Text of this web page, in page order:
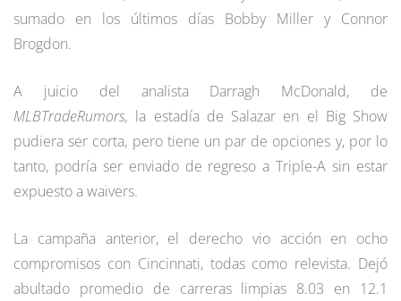
sumado en los últimos días Bobby Miller y Connor
Brogdon.
A juicio del analista Darragh McDonald, de
MLBTradeRumors, la estadía de Salazar en el Big Show
pudiera ser corta, pero tiene un par de opciones y, por lo
tanto, podría ser enviado de regreso a Triple-A sin estar
expuesto a waivers.
La campaña anterior, el derecho vio acción en ocho
compromisos con Cincinnati, todas como relevista. Dejó
abultado promedio de carreras limpias 8.03 en 12.1